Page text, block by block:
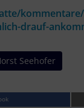
drauf-
Seehofer